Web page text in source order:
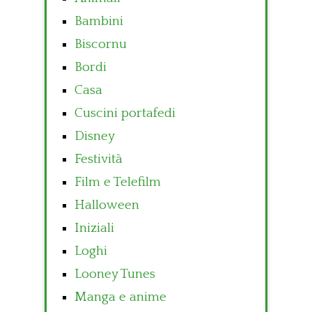
Bambini
Biscornu
Bordi
Casa
Cuscini portafedi
Disney
Festività
Film e Telefilm
Halloween
Iniziali
Loghi
Looney Tunes
Manga e anime